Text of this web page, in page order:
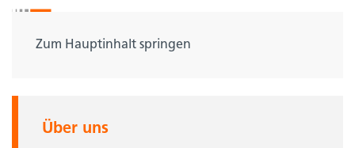
Zum Hauptinhalt springen
Über uns